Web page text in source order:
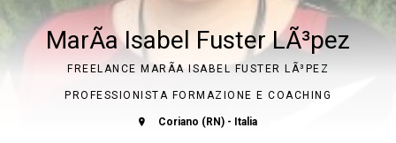
MarÃ­a Isabel Fuster LÃ³pez
FREELANCE MARÃ­A ISABEL FUSTER LÃ³PEZ
PROFESSIONISTA FORMAZIONE E COACHING
Coriano (RN) - Italia